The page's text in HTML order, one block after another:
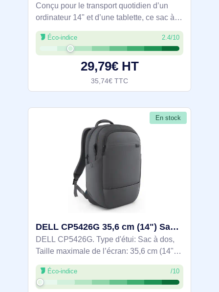
Conçu pour le transport quotidien d’un
ordinateur 14" et d’une tablette, ce sac à
dos gris offre un compartiment 340 x 240 x
20 mm et 21 L de capacité. Fermeture
zippée, poignée et sangle d’épaule,
Éco-indice 2.4/10
29,79€ HT
35,74€ TTC
En stock
DELL CP5426G 35,6 cm (14") Sac à dos Gris - 460-BFCJ
DELL CP5426G. Type d'étui: Sac à dos,
Taille maximale de l’écran: 35,6 cm (14"),
Nombre de poches avant: 1, Portable à là
main, Sangle épaule. Poids: 450 g.
Coloration de surface: Monochromatique
Éco-indice /10